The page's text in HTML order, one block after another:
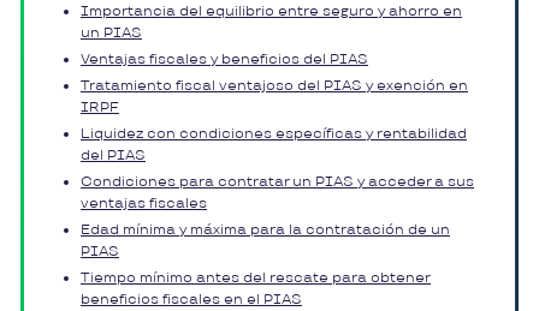
Importancia del equilibrio entre seguro y ahorro en
un PIAS
Ventajas fiscales y beneficios del PIAS
Tratamiento fiscal ventajoso del PIAS y exención en
IRPF
Liquidez con condiciones específicas y rentabilidad
del PIAS
Condiciones para contratar un PIAS y acceder a sus
ventajas fiscales
Edad mínima y máxima para la contratación de un
PIAS
Tiempo mínimo antes del rescate para obtener
beneficios fiscales en el PIAS